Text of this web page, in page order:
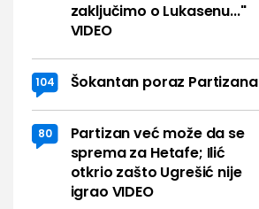
zaključimo o Lukasenu..."
VIDEO
104 Šokantan poraz Partizana
80
Partizan već može da se
sprema za Hetafe; Ilić
otkrio zašto Ugrešić nije
igrao VIDEO